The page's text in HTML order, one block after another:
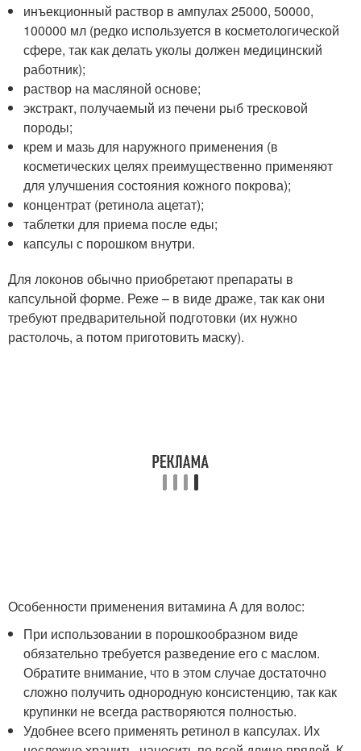
инъекционный раствор в ампулах 25000, 50000,
100000 мл (редко используется в косметологической
сфере, так как делать уколы должен медицинский
работник);
раствор на масляной основе;
экстракт, получаемый из печени рыб тресковой
породы;
крем и мазь для наружного применения (в
косметических целях преимущественно применяют
для улучшения состояния кожного покрова);
концентрат (ретинола ацетат);
таблетки для приема после еды;
капсулы с порошком внутри.
Для локонов обычно приобретают препараты в
капсульной форме. Реже – в виде драже, так как они
требуют предварительной подготовки (их нужно
растолочь, а потом приготовить маску).
Особенности применения витамина А для волос:
При использовании в порошкообразном виде
обязательно требуется разведение его с маслом.
Обратите внимание, что в этом случае достаточно
сложно получить однородную консистенцию, так как
крупинки не всегда растворяются полностью.
Удобнее всего применять ретинол в капсулах. Их